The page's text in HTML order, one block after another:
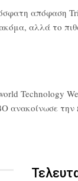
απόφαση
αλλά το
Technology
ανακοίνωσε